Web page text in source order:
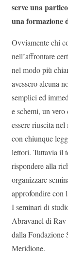
serve una
una formazione
Ovviamente chi
nell’affrontare
nel modo più
avessero alcuna
semplici ed
e schemi, un
essere riuscita
con chiunque
lettori. Tuttavia il
rispondere alla
organizzare
approfondire con
I seminari di
Abravanel di
dalla Fondazione
Meridione.